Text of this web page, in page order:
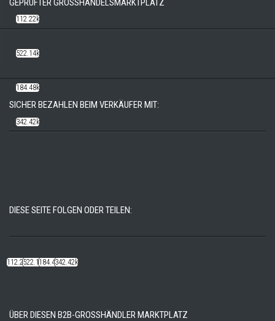
GEPRÜFTER GROSSHANDELSMARKTPLATZ
SICHER BEZAHLEN BEIM VERKÄUFER MIT:
DIESE SEITE FOLGEN ODER TEILEN:
112.22k522.14k184.48k342.42k
ÜBER DIESEN B2B-GROSSHÄNDLER MARKTPLATZ
112.22k
522.14k
184.48k
342.42k